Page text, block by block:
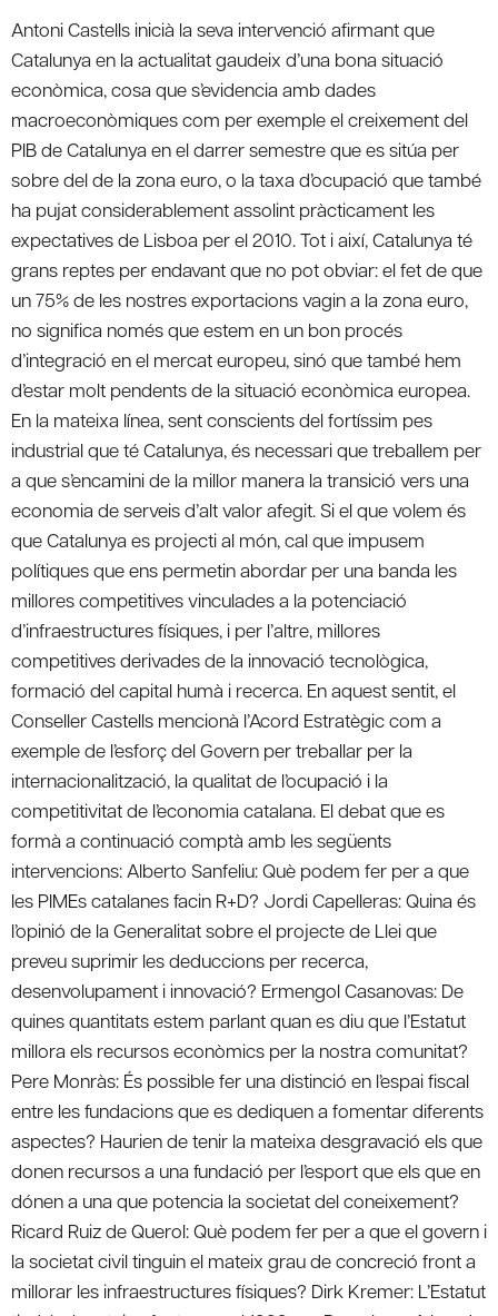
Antoni Castells inicià la seva intervenció afirmant que
Catalunya en la actualitat gaudeix d’una bona situació
econòmica, cosa que s’evidencia amb dades
macroeconòmiques com per exemple el creixement del
PIB de Catalunya en el darrer semestre que es sitúa per
sobre del de la zona euro, o la taxa d’ocupació que també
ha pujat considerablement assolint pràcticament les
expectatives de Lisboa per el 2010. Tot i així, Catalunya té
grans reptes per endavant que no pot obviar: el fet de que
un 75% de les nostres exportacions vagin a la zona euro,
no significa només que estem en un bon procés
d’integració en el mercat europeu, sinó que també hem
d’estar molt pendents de la situació econòmica europea.
En la mateixa línea, sent conscients del fortíssim pes
industrial que té Catalunya, és necessari que treballem per
a que s’encamini de la millor manera la transició vers una
economia de serveis d’alt valor afegit. Si el que volem és
que Catalunya es projecti al món, cal que impusem
polítiques que ens permetin abordar per una banda les
millores competitives vinculades a la potenciació
d’infraestructures físiques, i per l’altre, millores
competitives derivades de la innovació tecnològica,
formació del capital humà i recerca. En aquest sentit, el
Conseller Castells mencionà l’Acord Estratègic com a
exemple de l’esforç del Govern per treballar per la
internacionalització, la qualitat de l’ocupació i la
competitivitat de l’economia catalana. El debat que es
formà a continuació comptà amb les següents
intervencions: Alberto Sanfeliu: Què podem fer per a que
les PIMEs catalanes facin R+D? Jordi Capelleras: Quina és
l’opinió de la Generalitat sobre el projecte de Llei que
preveu suprimir les deduccions per recerca,
desenvolupament i innovació? Ermengol Casanovas: De
quines quantitats estem parlant quan es diu que l’Estatut
millora els recursos econòmics per la nostra comunitat?
Pere Monràs: És possible fer una distinció en l’espai fiscal
entre les fundacions que es dediquen a fomentar diferents
aspectes? Haurien de tenir la mateixa desgravació els que
donen recursos a una fundació per l’esport que els que en
dónen a una que potencia la societat del coneixement?
Ricard Ruiz de Querol: Què podem fer per a que el govern i
la societat civil tinguin el mateix grau de concreció front a
millorar les infraestructures físiques? Dirk Kremer: L’Estatut